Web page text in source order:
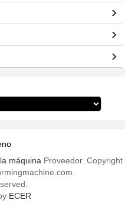
máquina Proveedor. Copyright
ECER